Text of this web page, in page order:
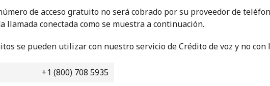
¡Hola!
Inicia sesión o
de acceso gratuito no será cobrado por su proveedor de
llamada conectada como se muestra a continuación.
se pueden utilizar con nuestro servicio de Crédito de voz y no con
+1 (800) 708 5935